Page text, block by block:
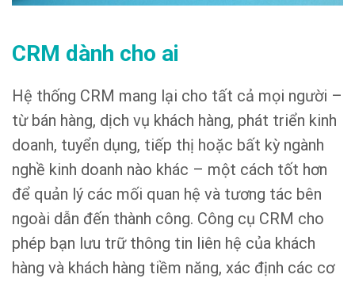
CRM dành cho ai
Hệ thống CRM mang lại cho tất cả mọi người –
từ bán hàng, dịch vụ khách hàng, phát triển kinh
doanh, tuyển dụng, tiếp thị hoặc bất kỳ ngành
nghề kinh doanh nào khác – một cách tốt hơn
để quản lý các mối quan hệ và tương tác bên
ngoài dẫn đến thành công. Công cụ CRM cho
phép bạn lưu trữ thông tin liên hệ của khách
hàng và khách hàng tiềm năng, xác định các cơ